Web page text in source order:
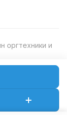
оргтехники и